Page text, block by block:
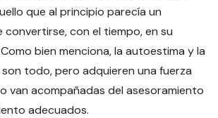
que al principio parecía un
con el tiempo, en su
bien menciona, la autoestima y la
todo, pero adquieren una fuerza
van acompañadas del asesoramiento
adecuados.